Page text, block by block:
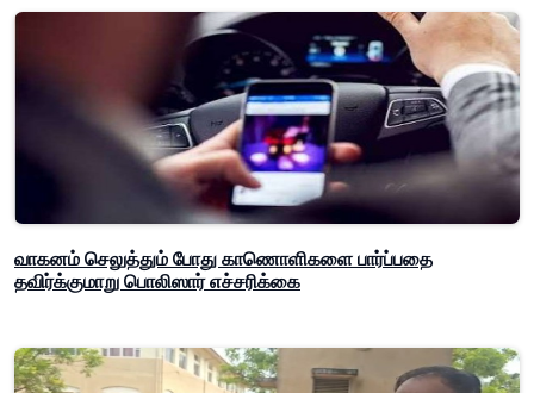
வாகனம் செலுத்தும் போது காணொளிகளை பார்ப்பதை
தவிர்க்குமாறு பொலிஸார் எச்சரிக்கை